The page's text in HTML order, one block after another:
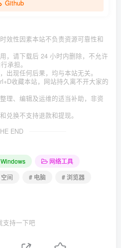
Github
效性因素本站不负责资源可靠性和
，请下载后 24 小时内删除，不允许
承担。
出现任何后果，均与本站无关。
收藏本站，网站持久离不开大家的
理、编辑及运维的适当补助，非资
兑换不支持退款和提现。
END
Windows
网络工具
间 # 电脑
# 浏览器
支持一下吧